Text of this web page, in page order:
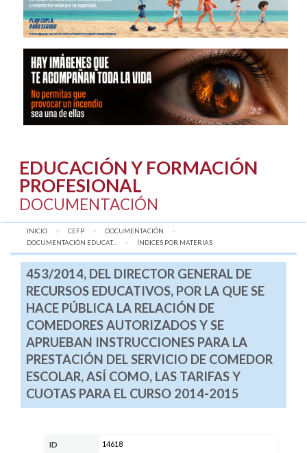
EDUCACIÓN Y FORMACIÓN
PROFESIONAL
DOCUMENTACIÓN
INICIO CEFP
DOCUMENTACIÓN
DOCUMENTACIÓN EDUCAT...
AQUÍ:
ÍNDICES POR MATERIAS
453/2014, DEL DIRECTOR GENERAL DE
RECURSOS EDUCATIVOS, POR LA QUE SE
HACE PÚBLICA LA RELACIÓN DE
COMEDORES AUTORIZADOS Y SE
APRUEBAN INSTRUCCIONES PARA LA
PRESTACIÓN DEL SERVICIO DE COMEDOR
ESCOLAR, ASÍ COMO, LAS TARIFAS Y
CUOTAS PARA EL CURSO 2014-2015
ID 14618